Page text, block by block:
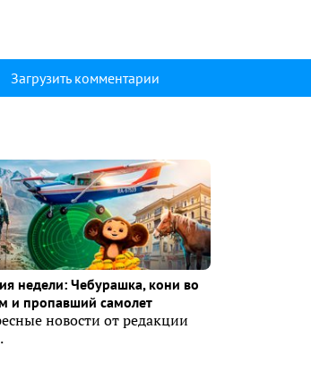
Загрузить комментарии
недели: Чебурашка, кони во
и пропавший самолет
новости от редакции